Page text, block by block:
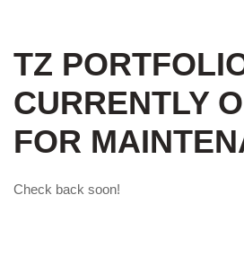
TZ
CURRENTLY
FOR
Check back soon!